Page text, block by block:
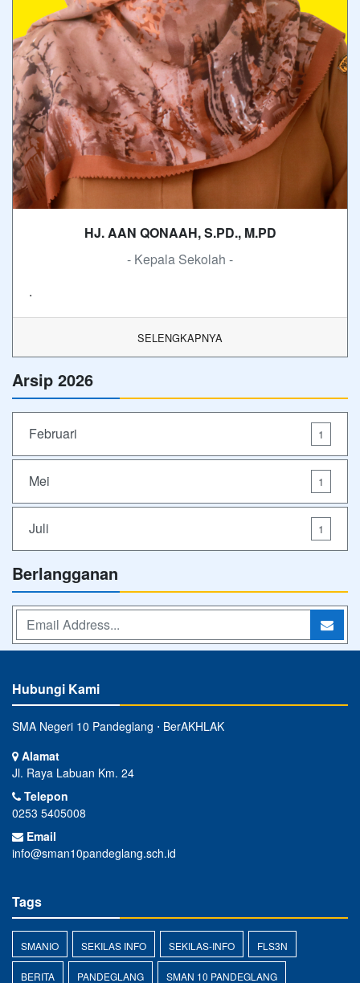
HJ. AAN QONAAH, S.PD., M.PD
- Kepala Sekolah -
.
SELENGKAPNYA
Arsip 2026
Februari 1
Mei 1
Juli 1
Berlangganan
Hubungi Kami
SMA Negeri 10 Pandeglang ⋅ BerAKHLAK
Alamat
Jl. Raya Labuan Km. 24
Telepon
0253 5405008
Email
info@sman10pandeglang.sch.id
Tags
SMANIO SEKILAS INFO SEKILAS-INFO FLS3N
BERITA PANDEGLANG SMAN 10 PANDEGLANG